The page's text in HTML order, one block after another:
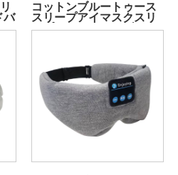
バ
ー
コットンブルートゥース
スリープアイマスクスリ
ープヘッドフォンブラッ